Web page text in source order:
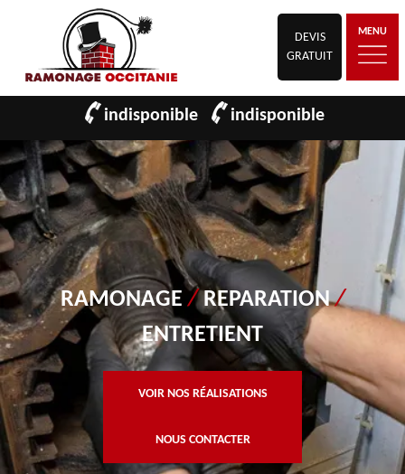
DEVIS
GRATUIT
MENU
indisponible indisponible
RAMONAGE/REPARATION/
ENTRETIENT
VOIR NOS RÉALISATIONS
NOUS CONTACTER